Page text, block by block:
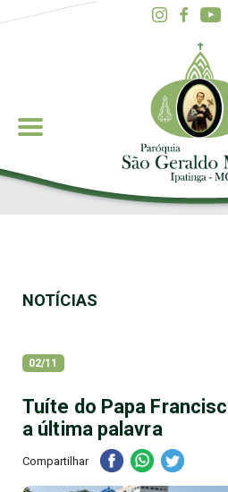
NOTÍCIAS
02/11
Tuíte do Papa
a última palavra
Compartilhar